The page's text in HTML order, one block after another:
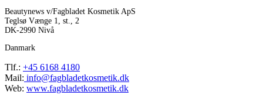
Beautynews v/Fagbladet Kosmetik ApS
Teglsø Vænge 1, st., 2
DK-2990 Nivå
Danmark
Tlf.: +45 6168 4180
Mail: info@fagbladetkosmetik.dk
Web: www.fagbladetkosmetik.dk